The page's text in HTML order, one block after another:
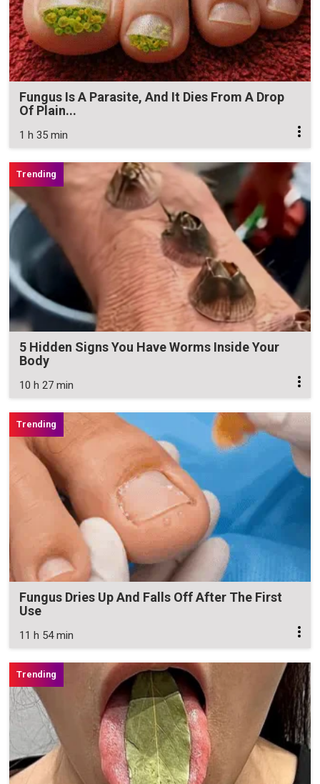
Fungus Is A Parasite, And It Dies From A Drop
Of Plain...
1 h 35 min
5 Hidden Signs You Have Worms Inside Your
Body
10 h 27 min
Fungus Dries Up And Falls Off After The First
Use
11 h 54 min